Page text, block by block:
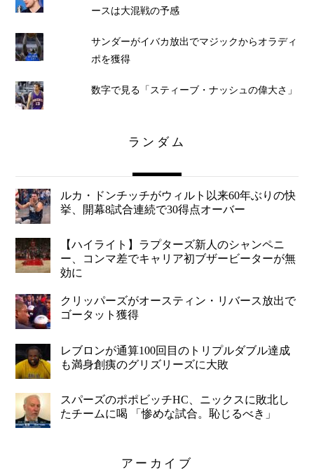
ースは大混戦の予感
サンダーがイバカ放出でマジックからオラディ
ポを獲得
数字で見る「スティーブ・ナッシュの偉大さ」
ランダム
ルカ・ドンチッチがウィルト以来60年ぶりの快
挙、開幕8試合連続で30得点オーバー
【ハイライト】ラプターズ新人のシャンペニ
ー、コンマ差でキャリア初ブザービーターが無
効に
クリッパーズがオースティン・リバース放出で
ゴータット獲得
レブロンが通算100回目のトリプルダブル達成
も満身創痍のグリズリーズに大敗
スパーズのポポビッチHC、ニックスに敗北し
たチームに喝 「惨めな試合。恥じるべき」
アーカイブ